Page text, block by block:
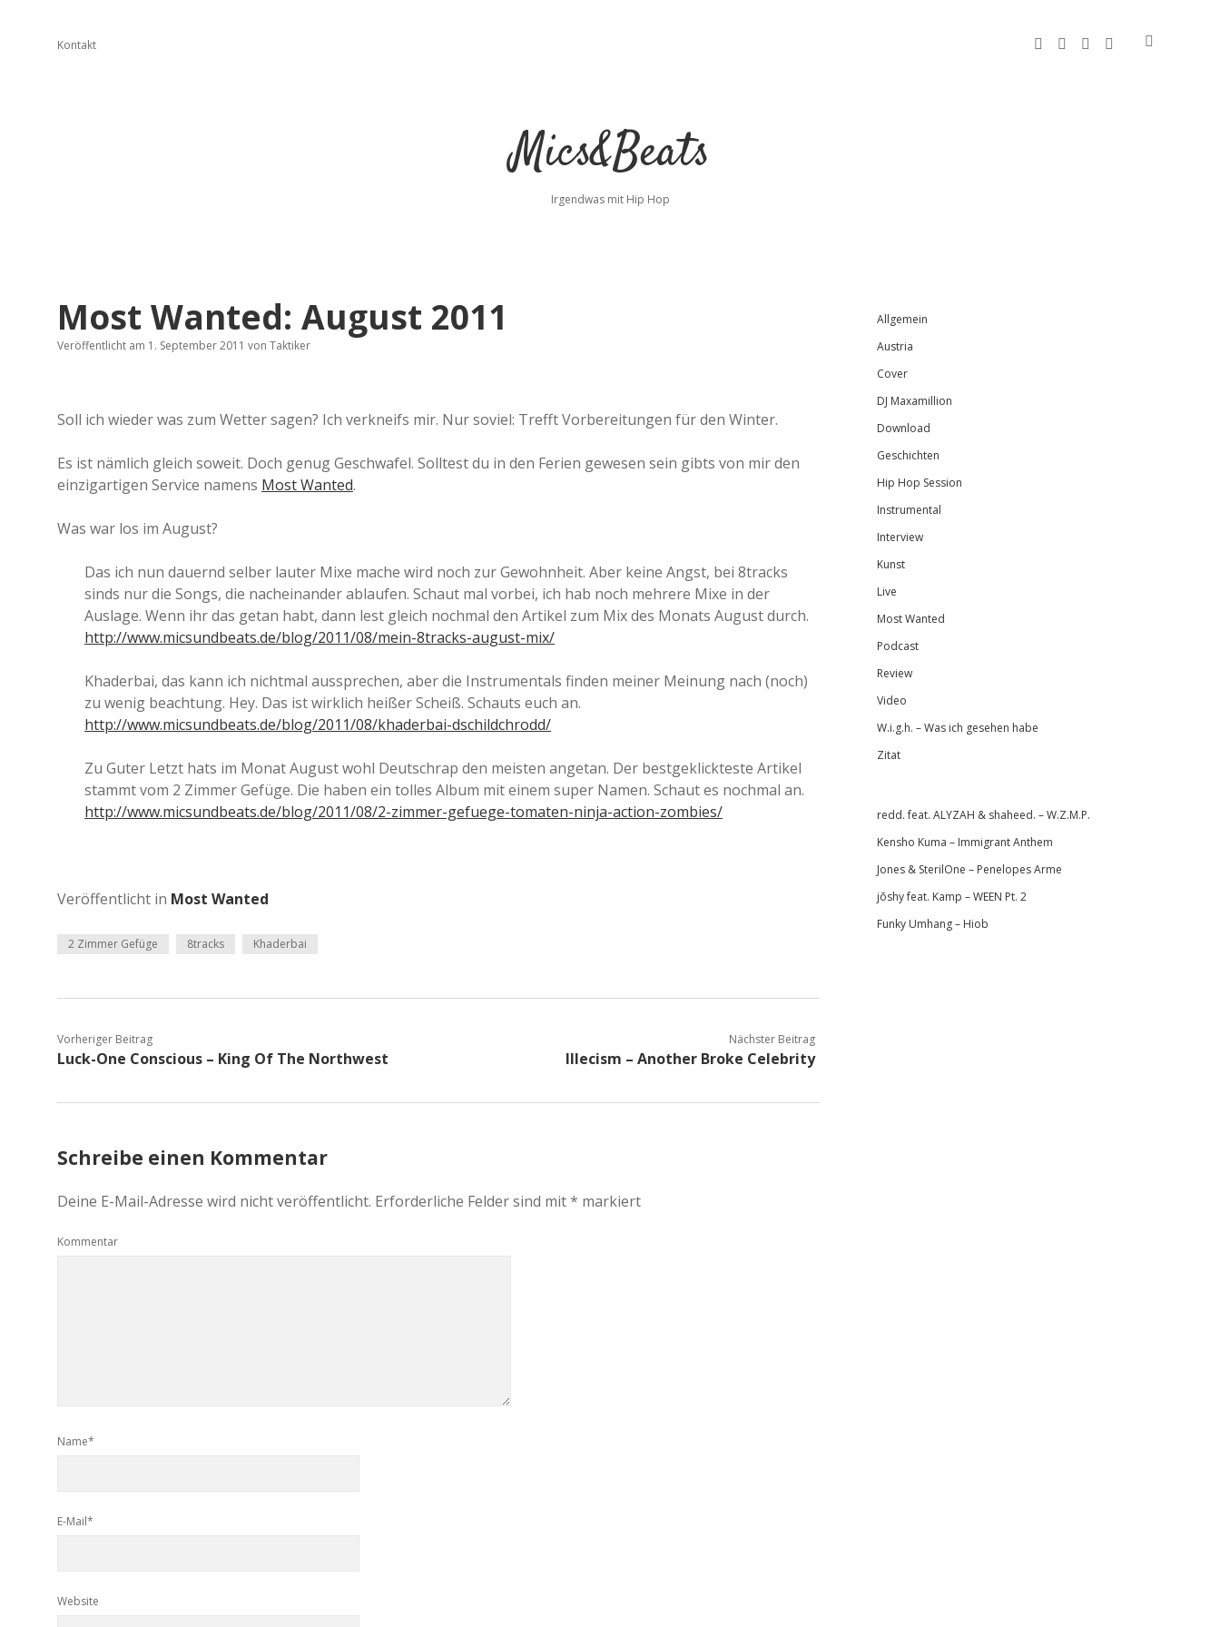
Kontakt facebookinstagrambandcamp
spotify
Mics&Beats
Irgendwas mit Hip Hop
Most Wanted: August 2011
Veröffentlicht am 1. September 2011 von Taktiker
Soll ich wieder was zum Wetter sagen? Ich verkneifs mir. Nur soviel: Trefft Vorbereitungen für den Winter.
Es ist nämlich gleich soweit. Doch genug Geschwafel. Solltest du in den Ferien gewesen sein gibts von mir den
einzigartigen Service namens Most Wanted.
Was war los im August?
Das ich nun dauernd selber lauter Mixe mache wird noch zur Gewohnheit. Aber keine Angst, bei 8tracks
sinds nur die Songs, die nacheinander ablaufen. Schaut mal vorbei, ich hab noch mehrere Mixe in der
Auslage. Wenn ihr das getan habt, dann lest gleich nochmal den Artikel zum Mix des Monats August durch.
http://www.micsundbeats.de/blog/2011/08/mein-8tracks-august-mix/
Khaderbai, das kann ich nichtmal aussprechen, aber die Instrumentals finden meiner Meinung nach (noch)
zu wenig beachtung. Hey. Das ist wirklich heißer Scheiß. Schauts euch an.
http://www.micsundbeats.de/blog/2011/08/khaderbai-dschildchrodd/
Zu Guter Letzt hats im Monat August wohl Deutschrap den meisten angetan. Der bestgeklickteste Artikel
stammt vom 2 Zimmer Gefüge. Die haben ein tolles Album mit einem super Namen. Schaut es nochmal an.
http://www.micsundbeats.de/blog/2011/08/2-zimmer-gefuege-tomaten-ninja-action-zombies/
Veröffentlicht in Most Wanted
2 Zimmer Gefüge 8tracks Khaderbai
Vorheriger Beitrag
Luck-One Conscious – King Of The Northwest
Nächster Beitrag
Illecism – Another Broke Celebrity
Schreibe einen Kommentar
Deine E-Mail-Adresse wird nicht veröffentlicht. Erforderliche Felder sind mit* markiert
Kommentar
Name*
E-Mail*
Website
Sidebar
Allgemein
Austria
Cover
DJ Maxamillion
Download
Geschichten
Hip Hop Session
Instrumental
Interview
Kunst
Live
Most Wanted
Podcast
Review
Video
W.i.g.h. – Was ich gesehen habe
Zitat
redd. feat. ALYZAH & shaheed. – W.Z.M.P.
Kensho Kuma – Immigrant Anthem
Jones & SterilOne – Penelopes Arme
jōshy feat. Kamp – WEEN Pt. 2
Funky Umhang – Hiob